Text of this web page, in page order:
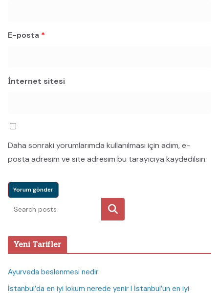
E-posta *
İnternet sitesi
Daha sonraki yorumlarımda kullanılması için adım, e-
posta adresim ve site adresim bu tarayıcıya kaydedilsin.
Ara
Yeni Tarifler
Ayurveda beslenmesi nedir
İstanbul’da en iyi lokum nerede yenir I İstanbul’un en iyi